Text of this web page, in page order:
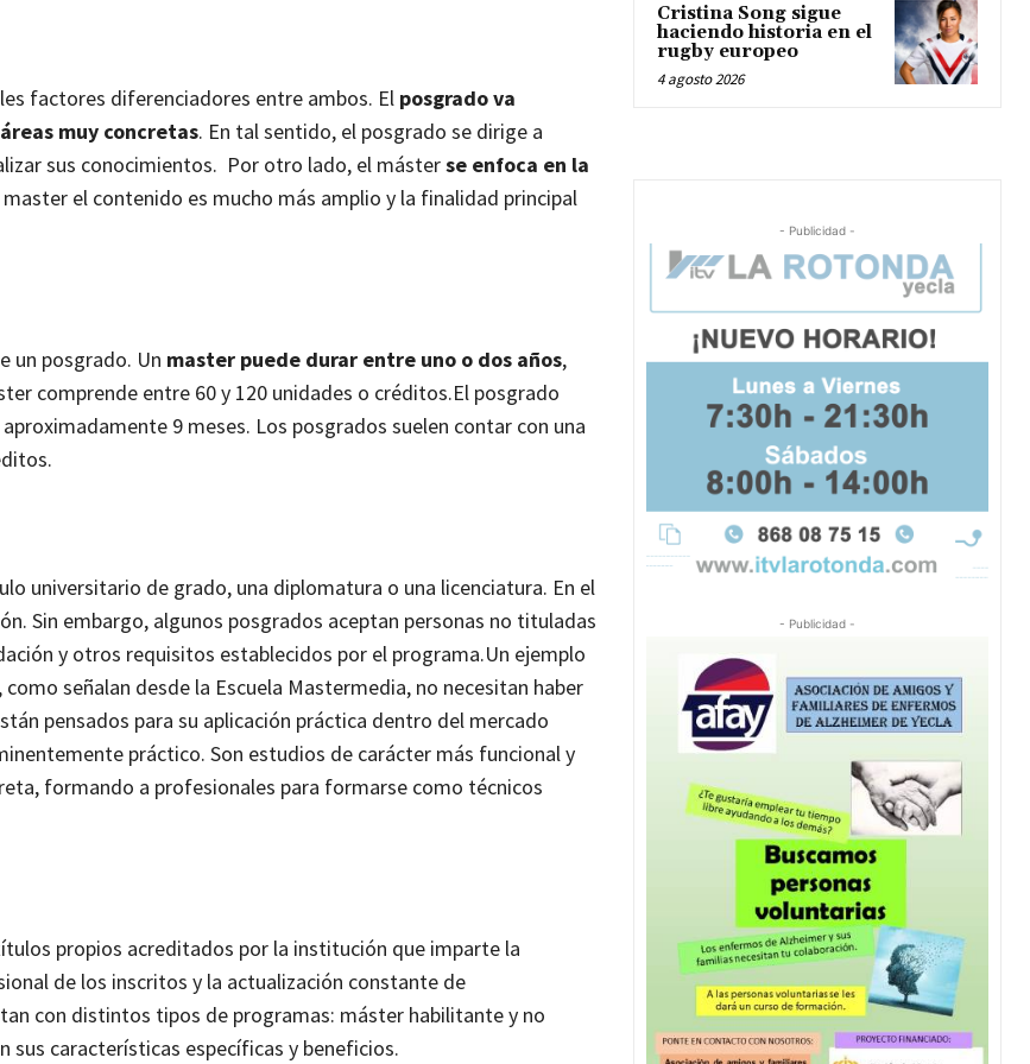
factores diferenciadores entre ambos. El posgrado va
muy concretas. En tal sentido, el posgrado se dirige a
sus conocimientos. Por otro lado, el másterse enfoca en la
master el contenido es mucho más amplio y la finalidad principal
un posgrado. Un master puede durar entre uno o dos años,
comprende entre 60 y 120 unidades o créditos.El posgrado
9 meses. Los posgrados suelen contar con una
universitario de grado, una diplomatura o una licenciatura. En el
Sin embargo, algunos posgrados aceptan personas no tituladas
y otros requisitos establecidos por el programa.Un ejemplo
señalan desde la Escuela Mastermedia, no necesitan haber
pensados para su aplicación práctica dentro del mercado
práctico. Son estudios de carácter más funcional y
formando a profesionales para formarse como técnicos
propios acreditados por la institución que imparte la
de los inscritos y la actualización constante de
con distintos tipos de programas: máster habilitante y no
características específicas y beneficios.
Cristina Song sigue
haciendo historia en el
rugby europeo
4 agosto 2026
- Publicidad -
- Publicidad -